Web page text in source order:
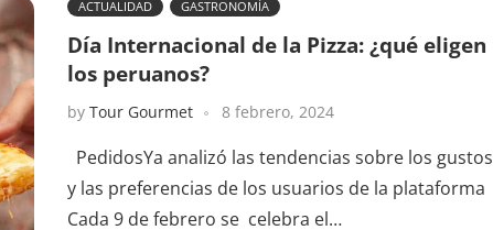
ACTUALIDAD GASTRONOMÍA
Día Internacional de la Pizza: ¿qué eligen
los peruanos?
by Tour Gourmet 8 febrero, 2024
PedidosYa analizó las tendencias sobre los gustos
y las preferencias de los usuarios de la plataforma
Cada 9 de febrero se celebra el…